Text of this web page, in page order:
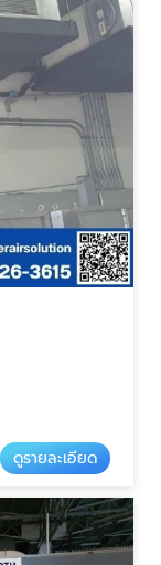
ดูรายละเอียด